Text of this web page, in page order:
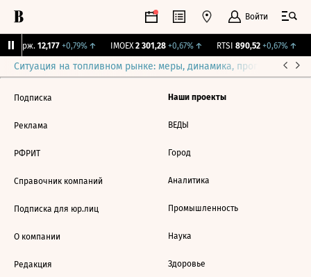
Войти
Бирж. 12,177 +0,79%↑ IMOEX 2 301,28 +0,67%↑ RTSI 890,52 +0,67%↑
Ситуация на топливном рынке: меры, динамика, прогнозы
Подписка
Реклама
РФРИТ
Справочник компаний
Подписка для юр.лиц
О компании
Редакция
Наши проекты
ВЕДЫ
Город
Аналитика
Промышленность
Наука
Здоровье